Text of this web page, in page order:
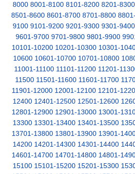
8000 8001-8100 8101-8200 8201-8300
8501-8600 8601-8700 8701-8800
9100 9101-9200 9201-9300 9301-9400
9601-9700 9701-9800 9801-9900
10101-10200 10201-10300 10301-
10600 10601-10700 10701-10800
11001-11100 11101-11200 11201-
11500 11501-11600 11601-11700
11901-12000 12001-12100 12101-
12400 12401-12500 12501-12600
12801-12900 12901-13000 13001-
13300 13301-13400 13401-13500
13701-13800 13801-13900 13901-
14200 14201-14300 14301-14400
14601-14700 14701-14800 14801-
15100 15101-15200 15201-15300